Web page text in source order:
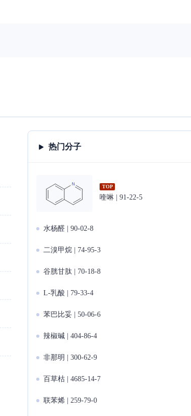
热门分子
TOP
喹啉 | 91-22-5
水杨醛 | 90-02-8
二溴甲烷 | 74-95-3
谷胱甘肽 | 70-18-8
L-乳酸 | 79-33-4
苯巴比妥 | 50-06-6
辣椒碱 | 404-86-4
非那明 | 300-62-9
百草枯 | 4685-14-7
联苯烯 | 259-79-0